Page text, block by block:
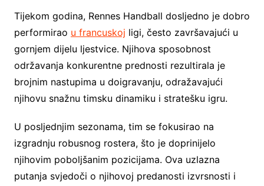
Tijekom godina, Rennes Handball dosljedno je dobro
performirao u francuskoj ligi, često završavajući u
gornjem dijelu ljestvice. Njihova sposobnost
održavanja konkurentne prednosti rezultirala je
brojnim nastupima u doigravanju, odražavajući
njihovu snažnu timsku dinamiku i stratešku igru.
U posljednjim sezonama, tim se fokusirao na
izgradnju robusnog rostera, što je doprinijelo
njihovim poboljšanim pozicijama. Ova uzlazna
putanja svjedoči o njihovoj predanosti izvrsnosti i